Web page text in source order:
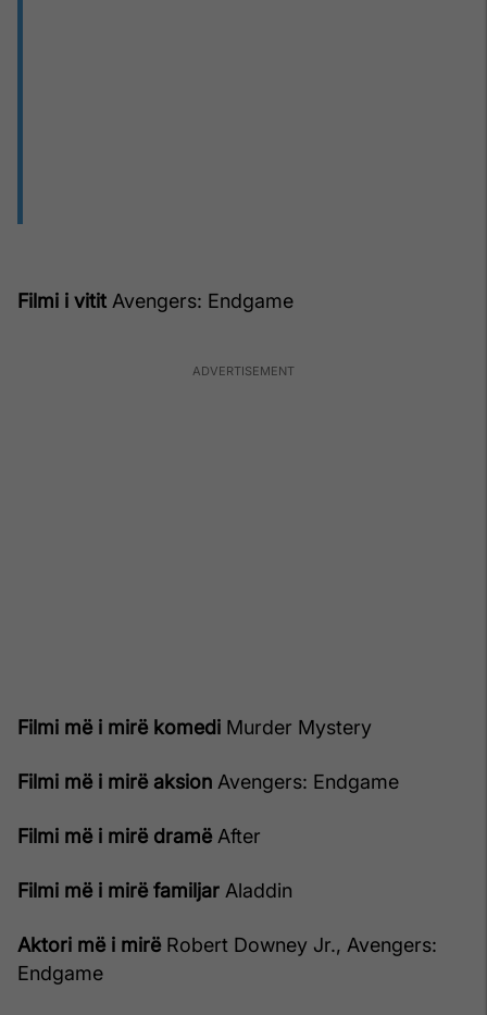
Filmi i vitit Avengers: Endgame
Filmi më i mirë komedi Murder Mystery
Filmi më i mirë aksion Avengers: Endgame
Filmi më i mirë dramë After
Filmi më i mirë familjar Aladdin
Aktori më i mirë Robert Downey Jr., Avengers:
Endgame